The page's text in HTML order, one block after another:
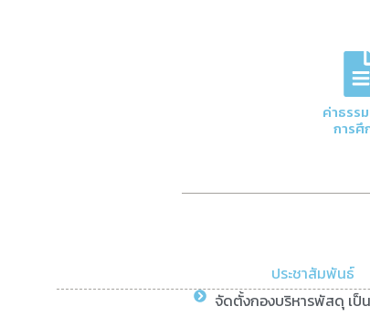
ภารกิจหลักขอ
การจัดการด้านการเงินและบัญชีขอ
ความโปร่งใสและมีประสิ
ค่าธรร
การศึ
ประชาสัมพันธ์
จัดตั้งกองบริหารพัสดุ เป็